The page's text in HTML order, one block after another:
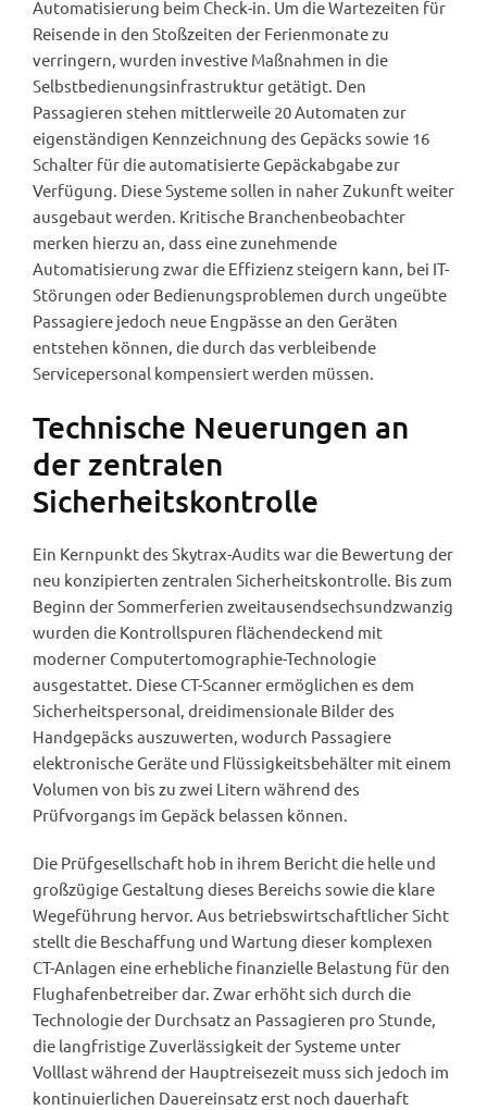
Automatisierung beim Check-in. Um die Wartezeiten für
Reisende in den Stoßzeiten der Ferienmonate zu
verringern, wurden investive Maßnahmen in die
Selbstbedienungsinfrastruktur getätigt. Den
Passagieren stehen mittlerweile 20 Automaten zur
eigenständigen Kennzeichnung des Gepäcks sowie 16
Schalter für die automatisierte Gepäckabgabe zur
Verfügung. Diese Systeme sollen in naher Zukunft weiter
ausgebaut werden. Kritische Branchenbeobachter
merken hierzu an, dass eine zunehmende
Automatisierung zwar die Effizienz steigern kann, bei IT-
Störungen oder Bedienungsproblemen durch ungeübte
Passagiere jedoch neue Engpässe an den Geräten
entstehen können, die durch das verbleibende
Servicepersonal kompensiert werden müssen.
Technische Neuerungen an
der zentralen
Sicherheitskontrolle
Ein Kernpunkt des Skytrax-Audits war die Bewertung der
neu konzipierten zentralen Sicherheitskontrolle. Bis zum
Beginn der Sommerferien zweitausendsechsundzwanzig
wurden die Kontrollspuren flächendeckend mit
moderner Computertomographie-Technologie
ausgestattet. Diese CT-Scanner ermöglichen es dem
Sicherheitspersonal, dreidimensionale Bilder des
Handgepäcks auszuwerten, wodurch Passagiere
elektronische Geräte und Flüssigkeitsbehälter mit einem
Volumen von bis zu zwei Litern während des
Prüfvorgangs im Gepäck belassen können.
Die Prüfgesellschaft hob in ihrem Bericht die helle und
großzügige Gestaltung dieses Bereichs sowie die klare
Wegeführung hervor. Aus betriebswirtschaftlicher Sicht
stellt die Beschaffung und Wartung dieser komplexen
CT-Anlagen eine erhebliche finanzielle Belastung für den
Flughafenbetreiber dar. Zwar erhöht sich durch die
Technologie der Durchsatz an Passagieren pro Stunde,
die langfristige Zuverlässigkeit der Systeme unter
Volllast während der Hauptreisezeit muss sich jedoch im
kontinuierlichen Dauereinsatz erst noch dauerhaft